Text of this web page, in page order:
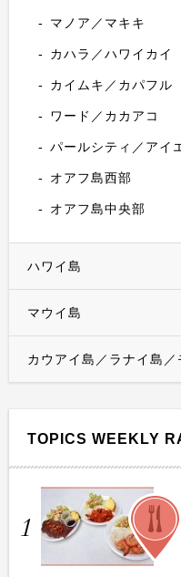
マノア／マキキ
カハラ／ハワイカイ
カイムキ／カパフル
ワード／カカアコ
パールシティ／アイ
オアフ島西部
オアフ島中央部
ハワイ島
マウイ島
カウアイ島／ラナイ島／
TOPICS WEEKLY
1